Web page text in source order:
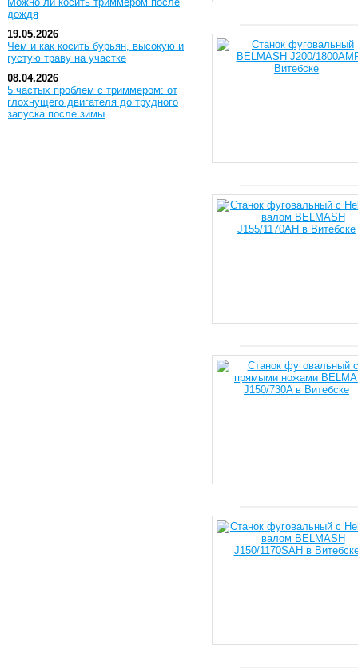
дождя
19.05.2026
Чем и как косить бурьян, высокую и
густую траву на участке
08.04.2026
5 частых проблем с триммером: от
глохнущего двигателя до трудного
запуска после зимы